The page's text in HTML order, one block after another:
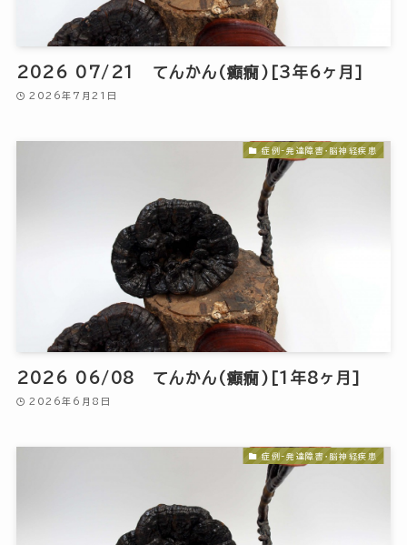
2026 07/21 てんかん(癲癇)[3年6ヶ月]
2026年7月21日
症例-発達障害・脳神経疾患
2026 06/08 てんかん(癲癇)[1年8ヶ月]
2026年6月8日
症例-発達障害・脳神経疾患